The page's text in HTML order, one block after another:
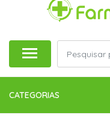
CATEGORIAS